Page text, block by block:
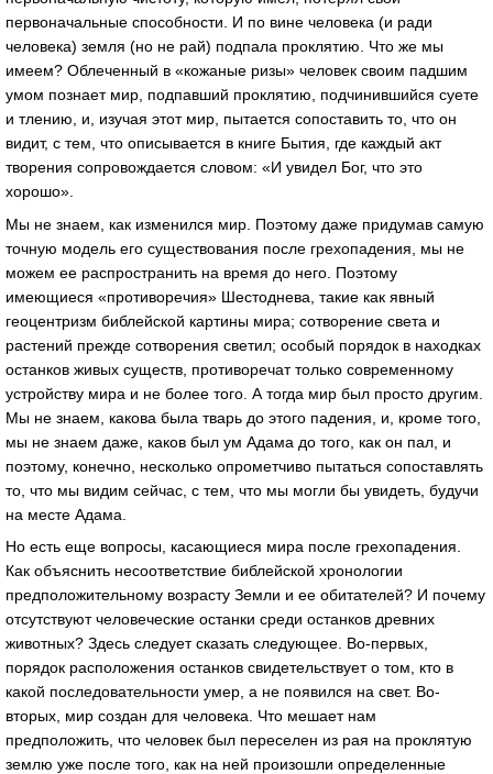
первоначальные способности. И по вине человека (и ради
человека) земля (но не рай) подпала проклятию. Что же мы
имеем? Облеченный в «кожаные ризы» человек своим падшим
умом познает мир, подпавший проклятию, подчинившийся суете
и тлению, и, изучая этот мир, пытается сопоставить то, что он
видит, с тем, что описывается в книге Бытия, где каждый акт
творения сопровождается словом: «И увидел Бог, что это
хорошо».
Мы не знаем, как изменился мир. Поэтому даже придумав самую
точную модель его существования после грехопадения, мы не
можем ее распространить на время до него. Поэтому
имеющиеся «противоречия» Шестоднева, такие как явный
геоцентризм библейской картины мира; сотворение света и
растений прежде сотворения светил; особый порядок в находках
останков живых существ, противоречат только современному
устройству мира и не более того. А тогда мир был просто другим.
Мы не знаем, какова была тварь до этого падения, и, кроме того,
мы не знаем даже, каков был ум Адама до того, как он пал, и
поэтому, конечно, несколько опрометчиво пытаться сопоставлять
то, что мы видим сейчас, с тем, что мы могли бы увидеть, будучи
на месте Адама.
Но есть еще вопросы, касающиеся мира после грехопадения.
Как объяснить несоответствие библейской хронологии
предположительному возрасту Земли и ее обитателей? И почему
отсутствуют человеческие останки среди останков древних
животных? Здесь следует сказать следующее. Во-первых,
порядок расположения останков свидетельствует о том, кто в
какой последовательности умер, а не появился на свет. Во-
вторых, мир создан для человека. Что мешает нам
предположить, что человек был переселен из рая на проклятую
землю уже после того, как на ней произошли определенные